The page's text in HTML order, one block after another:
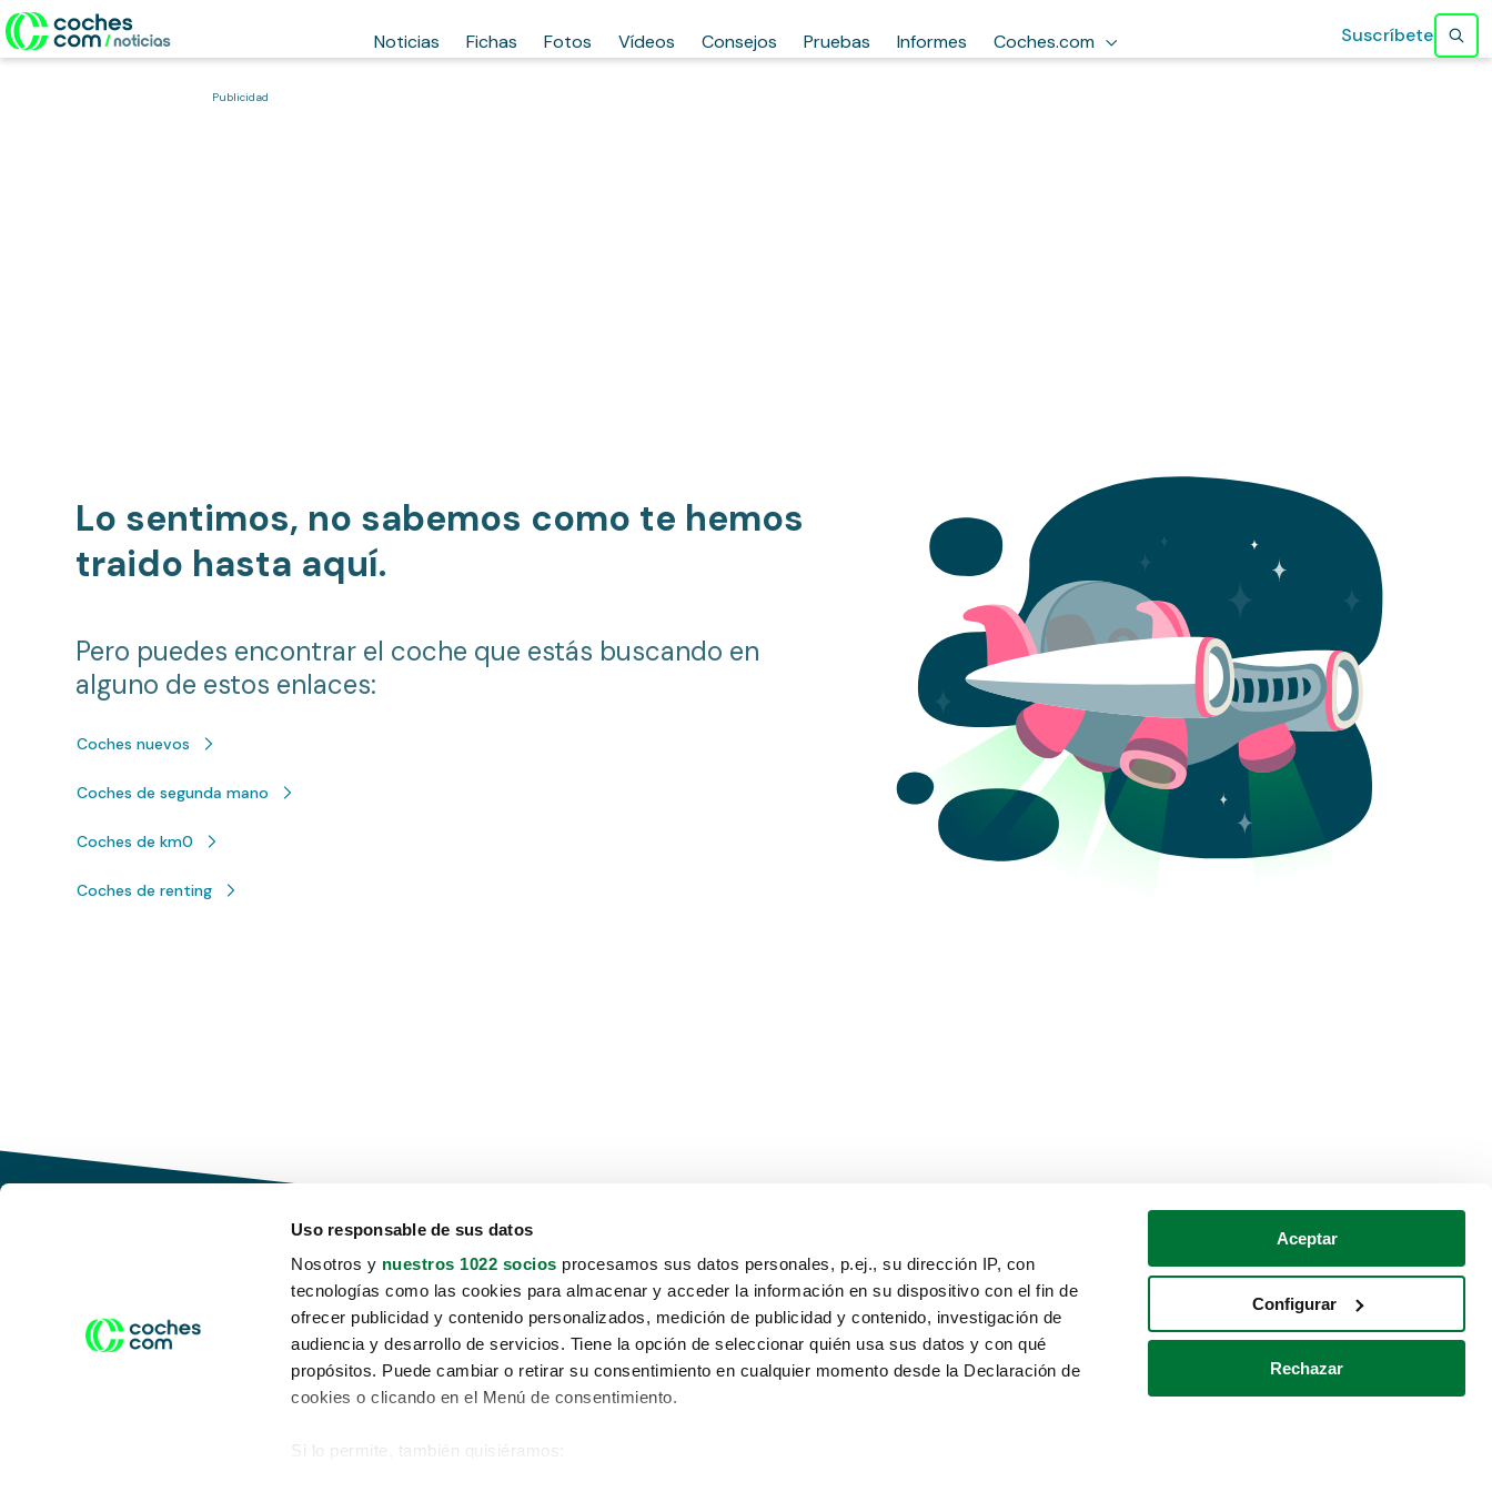
Uso responsable de sus datos
Nosotros y nuestros 1022 socios procesamos sus datos personales, p.ej., su dirección IP, con
tecnologías como las cookies para almacenar y acceder la información en su dispositivo con el fin de
ofrecer publicidad y contenido personalizados, medición de publicidad y contenido, investigación de
audiencia y desarrollo de servicios. Tiene la opción de seleccionar quién usa sus datos y con qué
propósitos. Puede cambiar o retirar su consentimiento en cualquier momento desde la Declaración de
cookies o clicando en el Menú de consentimiento.
Si lo permite, también quisiéramos:
Aceptar
Configurar
Rechazar
Noticias Fichas Fotos Vídeos Consejos Pruebas Informes Coches.com Suscríbete
Publicidad
Lo sentimos, no sabemos como te hemos
traido hasta aquí.
Pero puedes encontrar el coche que estás buscando en
alguno de estos enlaces:
Coches nuevos
Coches de segunda mano
Coches de km0
Coches de renting
Conduce tu futuro,
desata tu movilidad